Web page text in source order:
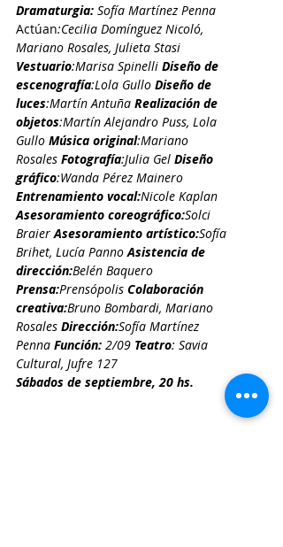
Dramaturgia: Sofía Martínez Penna
Actúan:Cecilia Domínguez Nicoló,
Mariano Rosales, Julieta Stasi
Vestuario:Marisa Spinelli Diseño de
escenografía:Lola Gullo Diseño de
luces:Martín Antuña Realización de
objetos:Martín Alejandro Puss, Lola
Gullo Música original:Mariano
Rosales Fotografía:Julia Gel Diseño
gráfico:Wanda Pérez Mainero
Entrenamiento vocal:Nicole Kaplan
Asesoramiento coreográfico:Solci
Braier Asesoramiento artístico:Sofía
Brihet, Lucía Panno Asistencia de
dirección:Belén Baquero
Prensa:Prensópolis Colaboración
creativa:Bruno Bombardi, Mariano
Rosales Dirección:Sofía Martínez
Penna Función: 2/09 Teatro: Savia
Cultural, Jufre 127
Sábados de septiembre, 20 hs.